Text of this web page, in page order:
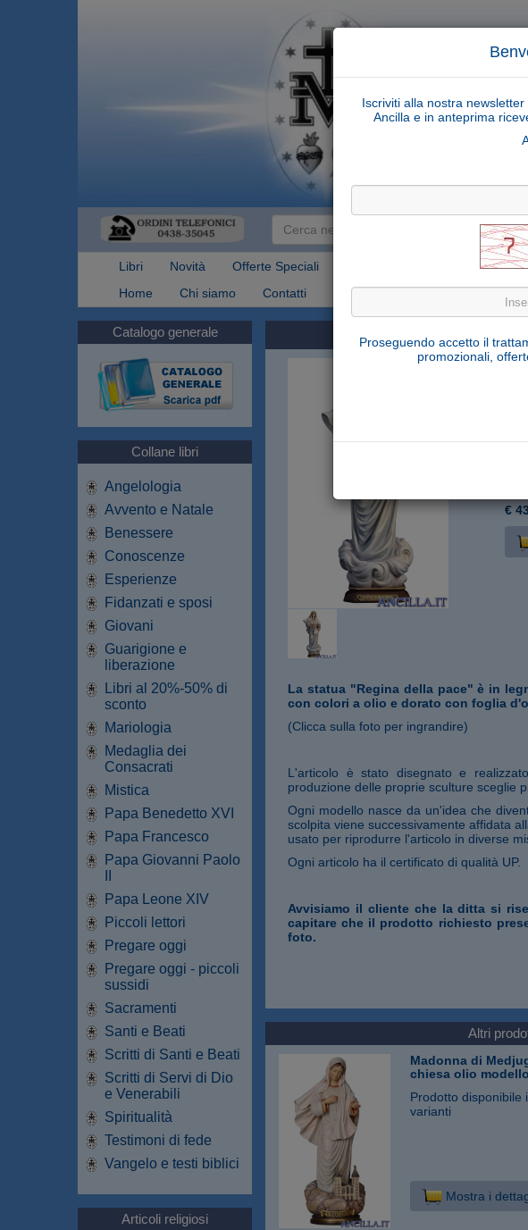
Iscriviti alla nostra
Ancilla e in anteprima
Proseguendo accetto il
promozionali,
Libri Novità Offerte Speciali Collane
Home
Chi siamo Contatti Spedizioni
Catalogo generale
Collane libri
Angelologia
Avvento e Natale
Benessere
Conoscenze
Esperienze
Fidanzati e sposi
Giovani
Guarigione e
liberazione
Libri al 20%-50% di
sconto
Mariologia
Medaglia dei
Consacrati
Mistica
Papa Benedetto XVI
Papa Francesco
Papa Giovanni Paolo
Papa Leone XIV
Piccoli lettori
Pregare oggi
Pregare oggi - piccoli
sussidi
Sacramenti
Santi e Beati
Scritti di Santi e Beati
Scritti di Servi di Dio
e Venerabili
Spiritualità
Testimoni di fede
Vangelo e testi biblici
Articoli religiosi
€
La statua "Regina della pace" è in
con colori a olio e dorato con foglia
(Clicca sulla foto per ingrandire)
L'articolo è stato disegnato e
produzione delle proprie sculture sceglie
Ogni modello nasce da un'idea che
scolpita viene successivamente affidata
usato per riprodurre l'articolo in diverse
Ogni articolo ha il certificato di qualità UP.
Avvisiamo il cliente che la ditta si
capitare che il prodotto richiesto
foto.
Altri
Madonna di
chiesa olio
Prodotto disponibile
varianti
Mostra i